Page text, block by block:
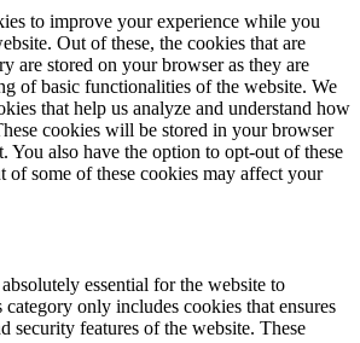
to improve your experience while you
Out of these, the cookies that are
are stored on your browser as they are
of basic functionalities of the website. We
that help us analyze and understand how
cookies will be stored in your browser
You also have the option to opt-out of these
of some of these cookies may affect your
essential for the website to
only includes cookies that ensures
security features of the website. These